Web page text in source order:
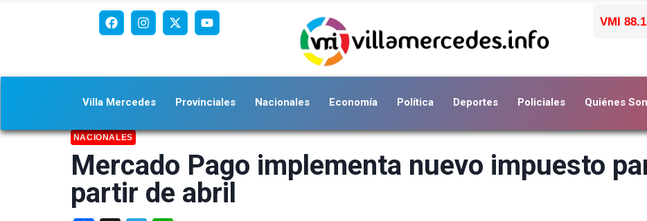
VMI
Villa Mercedes Provinciales Nacionales Economía Política Deportes Policiales Quiénes
NACIONALES
Mercado Pago implementa nuevo impuesto
partir de abril